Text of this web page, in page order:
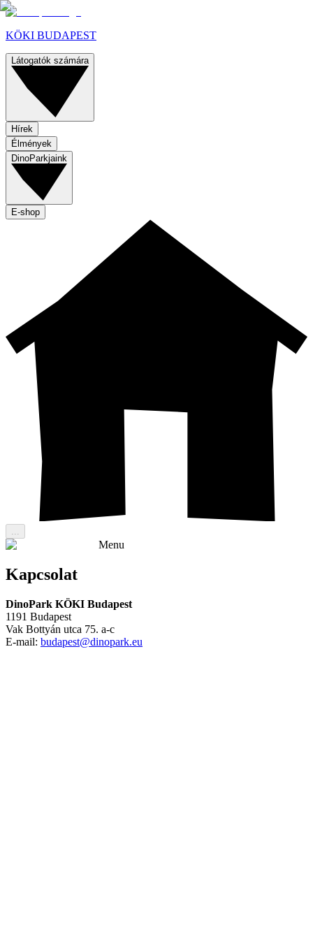
KÖKI BUDAPEST
Látogatók számára
Hírek
Élmények
DinoParkjaink
E-shop
...
Menu
Kapcsolat
DinoPark KÖKI Budapest
1191 Budapest
Vak Bottyán utca 75. a-c
E-mail: budapest@dinopark.eu